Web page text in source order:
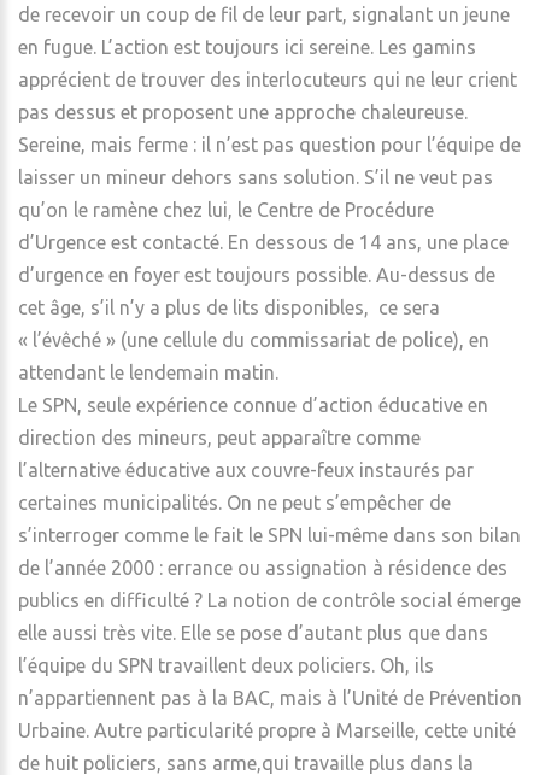
de recevoir un coup de fil de leur part, signalant un jeune
en fugue. L’action est toujours ici sereine. Les gamins
apprécient de trouver des interlocuteurs qui ne leur crient
pas dessus et proposent une approche chaleureuse.
Sereine, mais ferme : il n’est pas question pour l’équipe de
laisser un mineur dehors sans solution. S’il ne veut pas
qu’on le ramène chez lui, le Centre de Procédure
d’Urgence est contacté. En dessous de 14 ans, une place
d’urgence en foyer est toujours possible. Au-dessus de
cet âge, s’il n’y a plus de lits disponibles, ce sera
« l’évêché » (une cellule du commissariat de police), en
attendant le lendemain matin.
Le SPN, seule expérience connue d’action éducative en
direction des mineurs, peut apparaître comme
l’alternative éducative aux couvre-feux instaurés par
certaines municipalités. On ne peut s’empêcher de
s’interroger comme le fait le SPN lui-même dans son bilan
de l’année 2000 : errance ou assignation à résidence des
publics en difficulté ? La notion de contrôle social émerge
elle aussi très vite. Elle se pose d’autant plus que dans
l’équipe du SPN travaillent deux policiers. Oh, ils
n’appartiennent pas à la BAC, mais à l’Unité de Prévention
Urbaine. Autre particularité propre à Marseille, cette unité
de huit policiers, sans arme,qui travaille plus dans la